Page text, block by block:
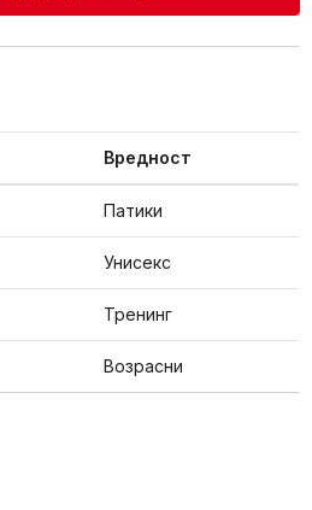
Вредност
Патики
Унисекс
Тренинг
Возрасни